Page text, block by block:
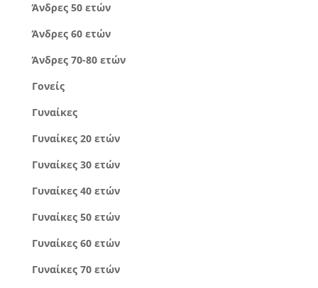
Άνδρες 50 ετών
Άνδρες 60 ετών
Άνδρες 70-80 ετών
Γονείς
Γυναίκες
Γυναίκες 20 ετών
Γυναίκες 30 ετών
Γυναίκες 40 ετών
Γυναίκες 50 ετών
Γυναίκες 60 ετών
Γυναίκες 70 ετών